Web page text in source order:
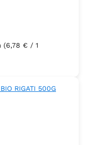
(6,78 € / 1